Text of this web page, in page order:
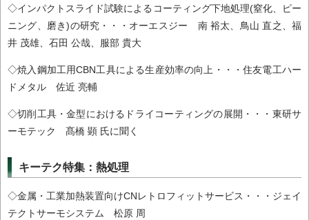
◇インパクトスライド試験によるコーティング下地処理(窒化、ピー
ニング、磨き)の研究・・・オーエスジー 南 裕太、鳥山 直之、福
井 茂雄、石田 公哉、服部 貴大
◇焼入鋼加工用CBN工具による生産効率の向上・・・住友電工ハー
ドメタル 佐近 亮輔
◇切削工具・金型におけるドライコーティングの展開・・・東研サ
ーモテック 髙橋 顕 氏に聞く
キーテク特集：熱処理
◇金属・工業加熱装置向けCNレトロフィットサービス・・・ジェイ
テクトサーモシステム 松原 周